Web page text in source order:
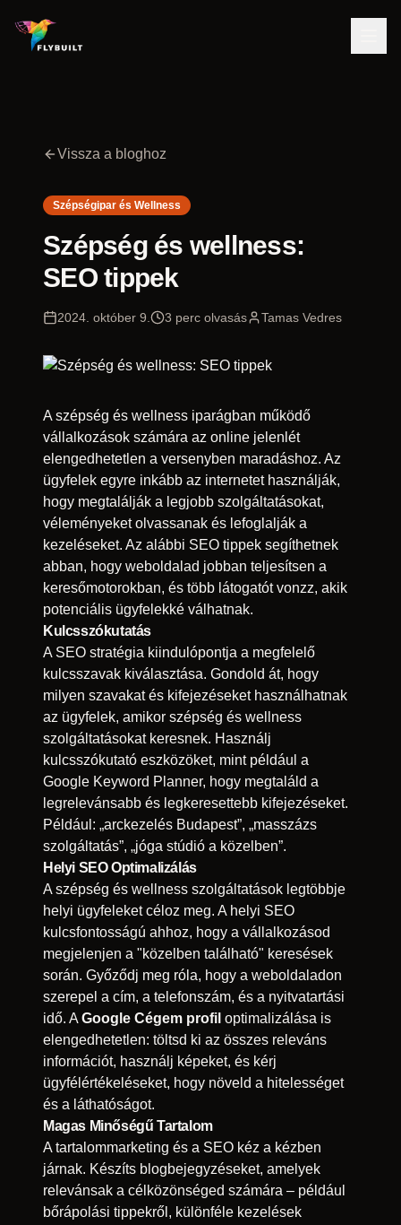
Vissza a bloghoz
Szépségipar és Wellness
Szépség és wellness:
SEO tippek
2024. október 9. 3 perc olvasás Tamas Vedres
A szépség és wellness iparágban működő
vállalkozások számára az online jelenlét
elengedhetetlen a versenyben maradáshoz. Az
ügyfelek egyre inkább az internetet használják,
hogy megtalálják a legjobb szolgáltatásokat,
véleményeket olvassanak és lefoglalják a
kezeléseket. Az alábbi SEO tippek segíthetnek
abban, hogy weboldalad jobban teljesítsen a
keresőmotorokban, és több látogatót vonzz, akik
potenciális ügyfelekké válhatnak.
Kulcsszókutatás
A SEO stratégia kiindulópontja a megfelelő
kulcsszavak kiválasztása. Gondold át, hogy
milyen szavakat és kifejezéseket használhatnak
az ügyfelek, amikor szépség és wellness
szolgáltatásokat keresnek. Használj
kulcsszókutató eszközöket, mint például a
Google Keyword Planner, hogy megtaláld a
legrelevánsabb és legkeresettebb kifejezéseket.
Például: „arckezelés Budapest”, „masszázs
szolgáltatás”, „jóga stúdió a közelben”.
Helyi SEO Optimalizálás
A szépség és wellness szolgáltatások legtöbbje
helyi ügyfeleket céloz meg. A helyi SEO
kulcsfontosságú ahhoz, hogy a vállalkozásod
megjelenjen a "közelben található" keresések
során. Győződj meg róla, hogy a weboldaladon
szerepel a cím, a telefonszám, és a nyitvatartási
idő. A Google Cégem profil optimalizálása is
elengedhetetlen: töltsd ki az összes releváns
információt, használj képeket, és kérj
ügyfélértékeléseket, hogy növeld a hitelességet
és a láthatóságot.
Magas Minőségű Tartalom
A tartalommarketing és a SEO kéz a kézben
járnak. Készíts blogbejegyzéseket, amelyek
relevánsak a célközönséged számára – például
bőrápolási tippekről, különféle kezelések